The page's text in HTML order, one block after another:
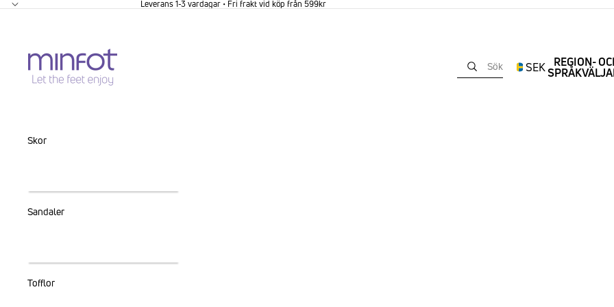
Leverans 1-3 vardagar • Fri frakt vid köp från 599kr
Sök SEK REGION-
Skor
Sandaler
Tofflor